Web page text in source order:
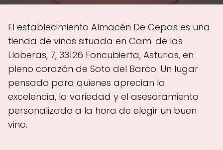
El establecimiento Almacén De Cepas es una
tienda de vinos situada en Cam. de las
Lloberas, 7, 33126 Foncubierta, Asturias, en
pleno corazón de Soto del Barco. Un lugar
pensado para quienes aprecian la
excelencia, la variedad y el asesoramiento
personalizado a la hora de elegir un buen
vino.